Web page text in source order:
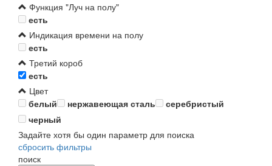
Функция "Луч на полу"
есть
Индикация времени на полу
есть
Третий короб
есть
Цвет
белый
нержавеющая сталь
серебристый
черный
Задайте хотя бы один параметр для поиска
сбросить фильтры
поиск